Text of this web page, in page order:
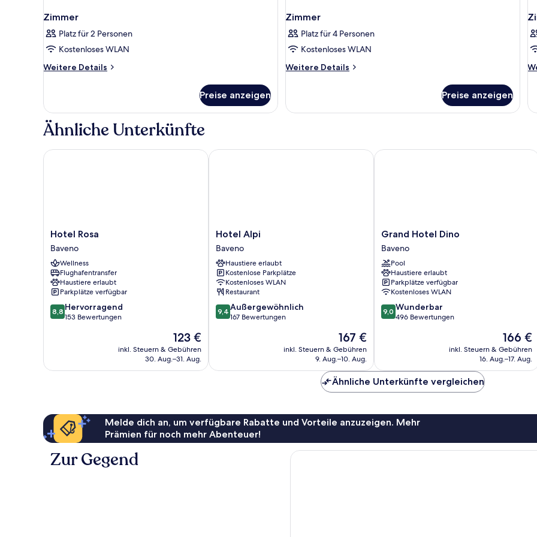
Zimmer
Platz für 2 Personen
Kostenloses WLAN
Weitere Details
Weitere
Preise anzeigen
Zimmer
Platz für 4 Personen
Kostenloses WLAN
Weitere Details
Weitere
Preise anzeigen
Ähnliche Unterkünfte
Hotel
Rosa
Baveno
Hotel Rosa
Baveno
Wellness
Flughafentransfer
Haustiere erlaubt
Parkplätze verfügbar
8.8
von
8,8 Hervorragend
153 Bewertungen
Der
Preis
beträgt
123 €
inkl. Steuern & Gebühren
30. Aug.–31. Aug.
Hotel Rosa
Hotel
Alpi
Baveno
Hotel Alpi
Baveno
Haustiere erlaubt
Kostenlose Parkplätze
Kostenloses WLAN
Restaurant
9.4
von
9,4 Außergewöhnlich
167 Bewertungen
Der
Preis
beträgt
167 €
inkl. Steuern & Gebühren
9. Aug.–10. Aug.
Hotel Alpi
Grand
Hotel
Dino
Baveno
Grand Hotel Dino
Baveno
Pool
Haustiere erlaubt
Parkplätze verfügbar
Kostenloses WLAN
9.0
von
9,0 Wunderbar
496 Bewertungen
Der
Preis
beträgt
166 €
inkl. Steuern & Gebühren
16. Aug.–17. Aug.
Grand Hotel Dino
Ähnliche Unterkünfte vergleichen
Melde dich an, um verfügbare Rabatte und Vorteile anzuzeigen. Mehr
Prämien für noch mehr Abenteuer!
Zur Gegend